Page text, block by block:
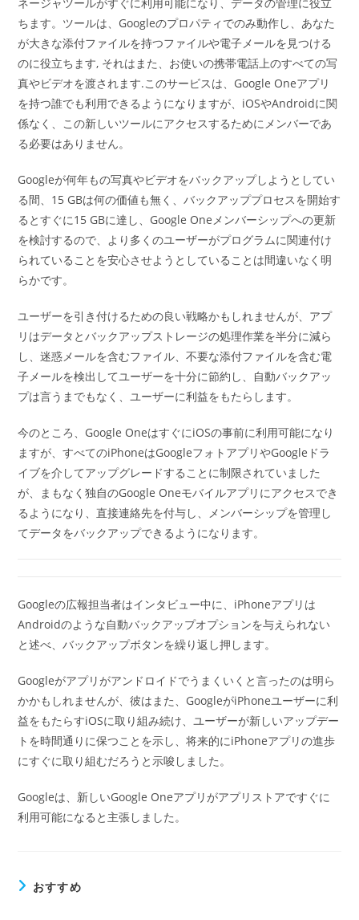
ちます。ツールは、Googleのプロパティでのみ動作し、あなた
が大きな添付ファイルを持つファイルや電子メールを見つける
のに役立ちます, それはまた、お使いの携帯電話上のすべての写
真やビデオを渡されます.このサービスは、Google Oneアプリ
を持つ誰でも利用できるようになりますが、iOSやAndroidに関
係なく、この新しいツールにアクセスするためにメンバーであ
る必要はありません。
Googleが何年もの写真やビデオをバックアップしようとしてい
る間、15 GBは何の価値も無く、バックアッププロセスを開始す
るとすぐに15 GBに達し、Google Oneメンバーシップへの更新
を検討するので、より多くのユーザーがプログラムに関連付け
られていることを安心させようとしていることは間違いなく明
らかです。
ユーザーを引き付けるための良い戦略かもしれませんが、アプ
リはデータとバックアップストレージの処理作業を半分に減ら
し、迷惑メールを含むファイル、不要な添付ファイルを含む電
子メールを検出してユーザーを十分に節約し、自動バックアッ
プは言うまでもなく、ユーザーに利益をもたらします。
今のところ、Google OneはすぐにiOSの事前に利用可能になり
ますが、すべてのiPhoneはGoogleフォトアプリやGoogleドラ
イブを介してアップグレードすることに制限されていました
が、まもなく独自のGoogle Oneモバイルアプリにアクセスでき
るようになり、直接連絡先を付与し、メンバーシップを管理し
てデータをバックアップできるようになります。
Googleの広報担当者はインタビュー中に、iPhoneアプリは
Androidのような自動バックアップオプションを与えられない
と述べ、バックアップボタンを繰り返し押します。
Googleがアプリがアンドロイドでうまくいくと言ったのは明ら
かかもしれませんが、彼はまた、GoogleがiPhoneユーザーに利
益をもたらすiOSに取り組み続け、ユーザーが新しいアップデー
トを時間通りに保つことを示し、将来的にiPhoneアプリの進歩
にすぐに取り組むだろうと示唆しました。
Googleは、新しいGoogle Oneアプリがアプリストアですぐに
利用可能になると主張しました。
おすすめ